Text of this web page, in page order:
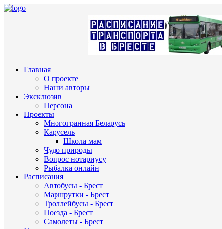
Главная
О проекте
Наши авторы
Эксклюзив
Персона
Проекты
Многогранная Беларусь
Карусель
Школа мам
Чудо природы
Вопрос нотариусу
Рыбалка онлайн
Расписания
Автобусы - Брест
Маршрутки - Брест
Троллейбусы - Брест
Поезда - Брест
Самолеты - Брест